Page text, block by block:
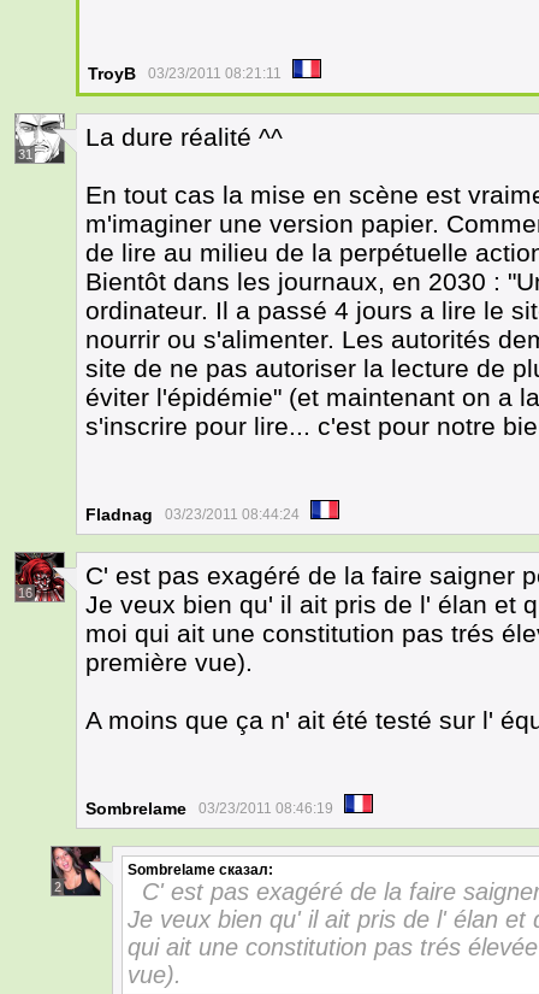
TroyB 03/23/2011 08:21:11
31
La dure réalité ^^
En tout cas la mise en scène est
m'imaginer une version papier.
de lire au milieu de la perpétuelle
Bientôt dans les journaux, en 2030 :
ordinateur. Il a passé 4 jours a lire le
nourrir ou s'alimenter. Les autorités
site de ne pas autoriser la lecture de
éviter l'épidémie" (et maintenant on a
s'inscrire pour lire... c'est pour notre
Fladnag 03/23/2011 08:44:24
16
C' est pas exagéré de la faire saigner
Je veux bien qu' il ait pris de l' élan et
moi qui ait une constitution pas trés
première vue).
A moins que ça n' ait été testé sur l'
Sombrelame 03/23/2011 08:46:19
2
Sombrelame сказал:
C' est pas exagéré de la faire
Je veux bien qu' il ait pris de l' élan
qui ait une constitution pas trés
vue).